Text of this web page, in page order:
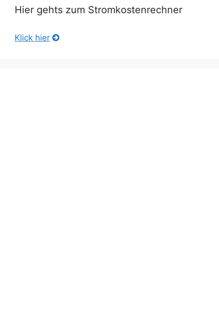
Hier gehts zum Stromkostenrechner
Klick hier